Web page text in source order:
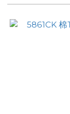
(0/20)